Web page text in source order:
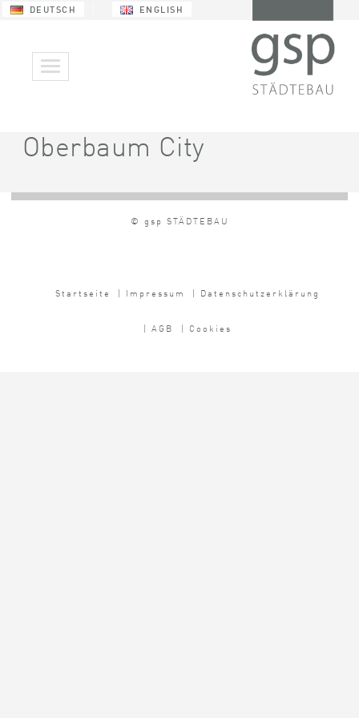
DEUTSCH ENGLISH
Oberbaum City
© gsp STÄDTEBAU
Startseite | Impressum | Datenschutzerklärung
| AGB | Cookies